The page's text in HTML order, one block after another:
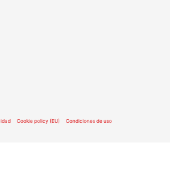
Cookie policy (EU) Condiciones de uso